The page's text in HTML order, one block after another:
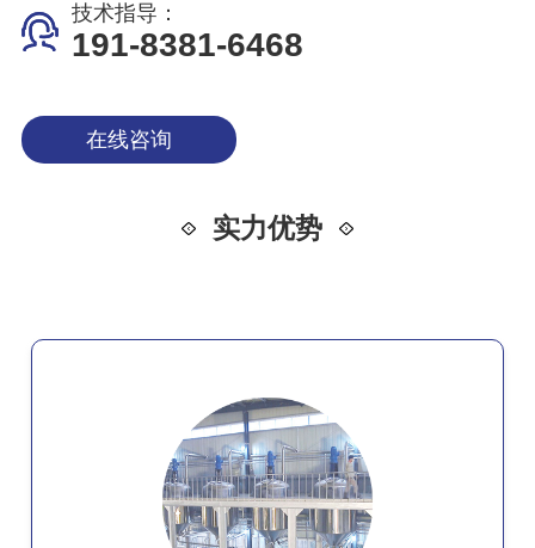
技术指导：
191-8381-6468
在线咨询
实力优势